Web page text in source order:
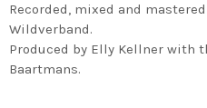
Recorded, mixed and
Wildverband.
Produced by Elly Kellner with
Baartmans.